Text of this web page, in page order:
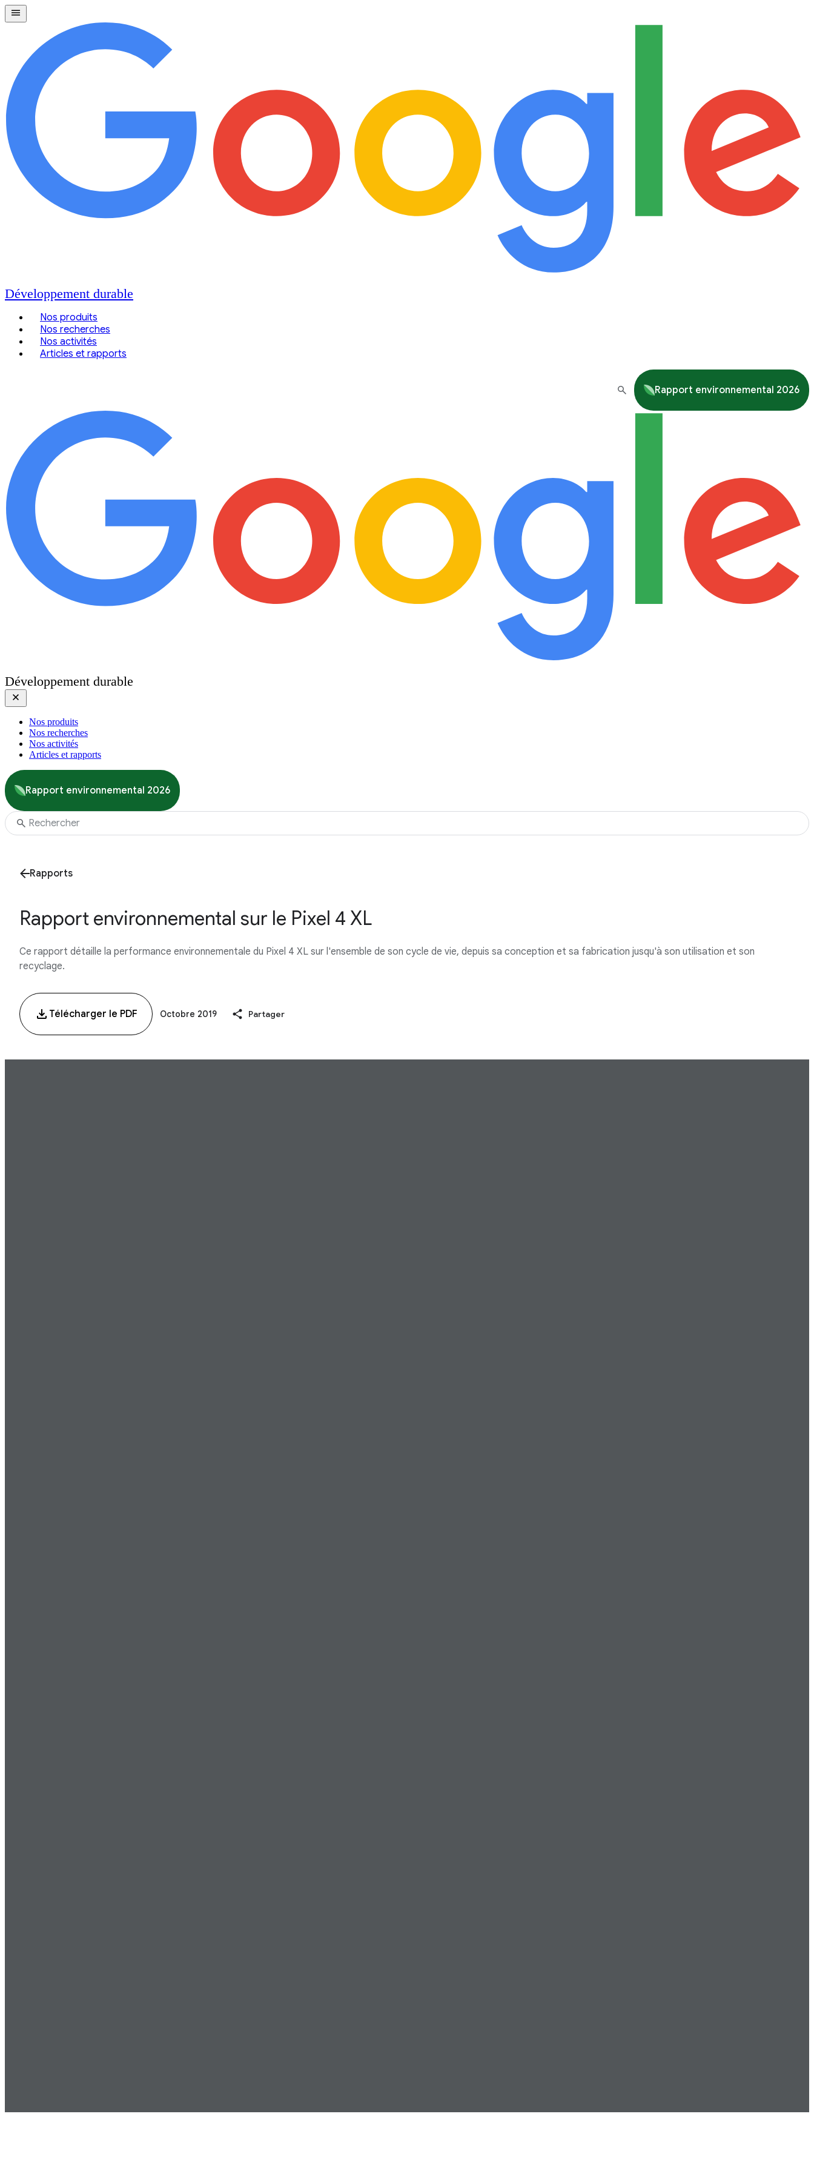
Développement durable
Nos produits
Nos recherches
Nos activités
Articles et rapports
Rapport environnemental 2026
Développement durable
Nos produits
Nos recherches
Nos activités
Articles et rapports
Rapport environnemental 2026
Rapports
Rapport environnemental sur le Pixel 4 XL
Ce rapport détaille la performance environnementale du Pixel 4 XL sur l'ensemble de son cycle de vie, depuis sa conception et sa fabrication jusqu'à son utilisation et son
recyclage.
Télécharger le PDF Octobre 2019 Partager